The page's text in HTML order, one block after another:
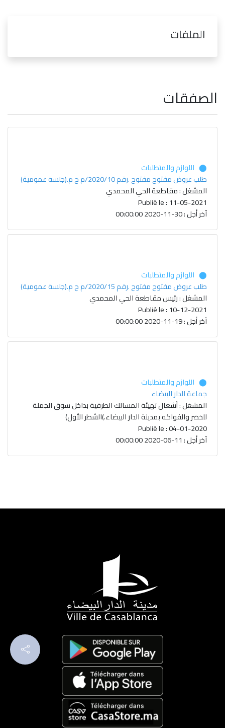
الملفات
الصفقات
⬤ اللوازم والمتطلبات
طلب عروض مفتوح مفتوح .رقم 2020/10/م ح م.(جلسة عمومية)
المشغل : مقاطعة الحي المحمدي
Publié le : 11-05-2021
آخر أجل : 30-11-2020 00:00:00
⬤ اللوازم والمتطلبات
طلب عروض مفتوح مفتوح .رقم 2020/15/م ح م.(جلسة عمومية)
المشغل : رئيس مقاطعة الحي المحمدي
Publié le : 10-12-2021
آخر أجل : 19-11-2020 00:00:00
⬤ اللوازم والمتطلبات
جماعة الدار البيضاء
المشغل : أشغال تهيئة المسالك الطرقية بداخل سوق الجملة
للخضر والفواكه بمدينة الدار البيضاء.)الشطر الأول)
Publié le : 04-01-2020
آخر أجل : 11-06-2020 00:00:00